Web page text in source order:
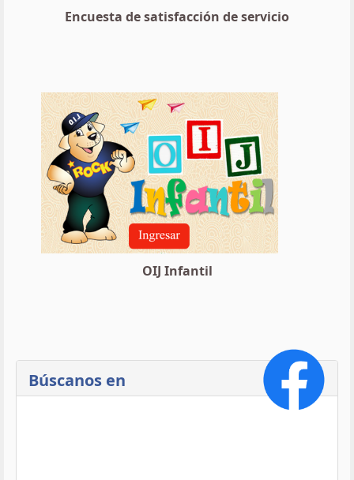
Encuesta de satisfacción de servicio
OIJ Infantil
Búscanos en